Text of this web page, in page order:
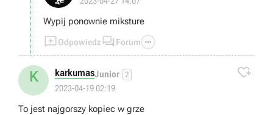
Wypij ponownie miksture
Odpowiedz  Forum 
K karkumasJunior 2
2023-04-19 02:19

To jest najgorszy kopiec w grze